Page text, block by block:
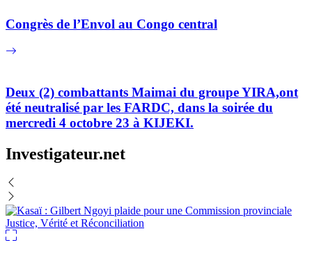
Congrès de l’Envol au Congo central
Deux (2) combattants Maimai du groupe YIRA,ont
été neutralisé par les FARDC, dans la soirée du
mercredi 4 octobre 23 à KIJEKI.
Investigateur.net